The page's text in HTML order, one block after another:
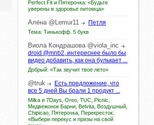
Perfect Fit и Пятерочка: «Будьте
уверены в здоровье питомца»
Алёна @Lemur11 Петля
Тема: Тинькофф. 5 букв
Виола Кондрашова @viola_inc
droid @mnb2, интереснее было бы
видео добавить, как она булькает ...
Добрый: «Так звучит твоё лето»
@truk
Есть предложение, что
все 5 дней Вы брали 1 продукт ...
Milka и 7Days, Oreo, TUC, Picnic,
Медвежонок Барни, Belvita, Воздушный,
Chipicao, Пятерочка, Перекресток:
«Выбери перекус и призы на свой